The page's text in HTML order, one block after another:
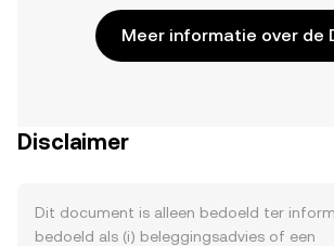
Meer informatie over de
Disclaimer
Dit document is alleen bedoeld ter
bedoeld als (i) beleggingsadvies of een